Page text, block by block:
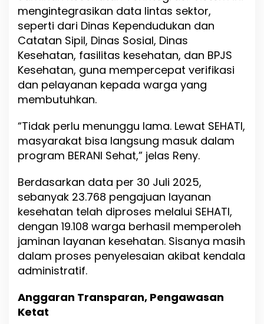
mengintegrasikan data lintas sektor,
seperti dari Dinas Kependudukan dan
Catatan Sipil, Dinas Sosial, Dinas
Kesehatan, fasilitas kesehatan, dan BPJS
Kesehatan, guna mempercepat verifikasi
dan pelayanan kepada warga yang
membutuhkan.
“Tidak perlu menunggu lama. Lewat SEHATI,
masyarakat bisa langsung masuk dalam
program BERANI Sehat,” jelas Reny.
Berdasarkan data per 30 Juli 2025,
sebanyak 23.768 pengajuan layanan
kesehatan telah diproses melalui SEHATI,
dengan 19.108 warga berhasil memperoleh
jaminan layanan kesehatan. Sisanya masih
dalam proses penyelesaian akibat kendala
administratif.
Anggaran Transparan, Pengawasan
Ketat